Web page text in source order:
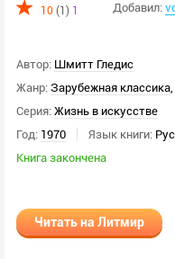
10 (1) 1 Добавил:
Автор: Шмитт Гледис
Жанр: Зарубежная классика,
Серия: Жизнь в искусстве
Год: 1970 Язык книги:
Книга закончена
Читать на Литмир